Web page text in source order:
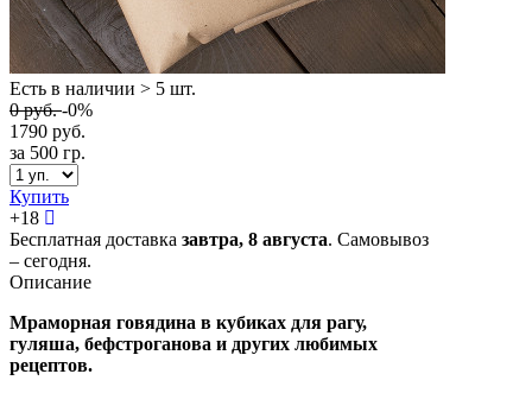
Есть в наличии > 5 шт.
0руб.-0%
1790 руб.
за 500 гр.
Купить
+18
Бесплатная доставка завтра, 8 августа. Самовывоз
– сегодня.
Описание
Мраморная говядина в кубиках для рагу,
гуляша, бефстроганова и других любимых
рецептов.